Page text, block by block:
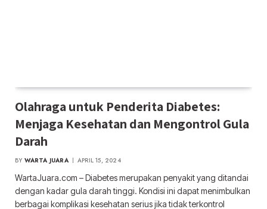
Olahraga untuk Penderita Diabetes:
Menjaga Kesehatan dan Mengontrol Gula
Darah
BY WARTA JUARA APRIL 15, 2024
WartaJuara.com – Diabetes merupakan penyakit yang ditandai
dengan kadar gula darah tinggi. Kondisi ini dapat menimbulkan
berbagai komplikasi kesehatan serius jika tidak terkontrol